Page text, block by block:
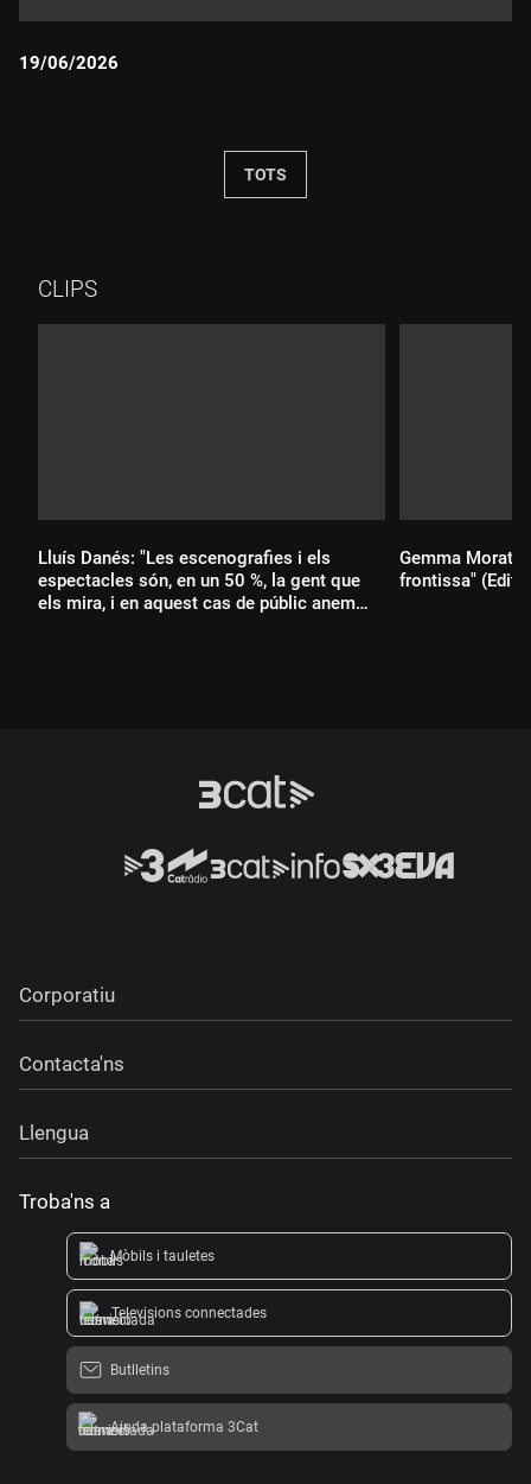
19/06/2026
TOTS
CLIPS
Lluís Danés: "Les escenografies i els
espectacles són, en un 50 %, la gent que
els mira, i en aquest cas de públic anem
Gemma
frontissa"
Corporatiu
Contacta'ns
Llengua
Troba'ns a
Mòbils i tauletes
Televisions connectades
Butlletins
Ajuda plataforma 3Cat